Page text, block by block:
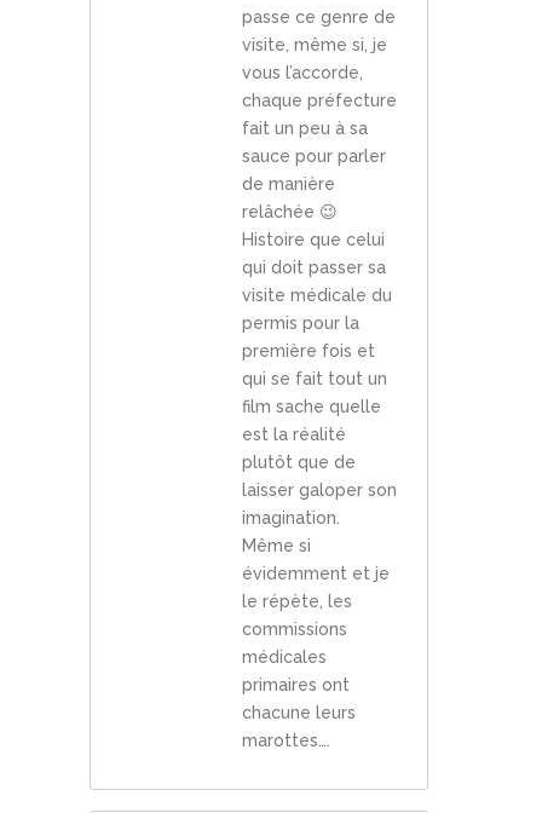
passe ce genre de
visite, même si, je
vous l’accorde,
chaque préfecture
fait un peu à sa
sauce pour parler
de manière
relâchée 😉
Histoire que celui
qui doit passer sa
visite médicale du
permis pour la
première fois et
qui se fait tout un
film sache quelle
est la réalité
plutôt que de
laisser galoper son
imagination.
Même si
évidemment et je
le répète, les
commissions
médicales
primaires ont
chacune leurs
marottes….